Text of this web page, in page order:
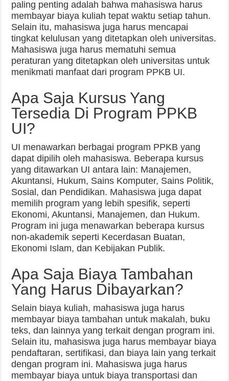
paling penting adalah bahwa mahasiswa harus
membayar biaya kuliah tepat waktu setiap tahun.
Selain itu, mahasiswa juga harus mencapai
tingkat kelulusan yang ditetapkan oleh universitas.
Mahasiswa juga harus mematuhi semua
peraturan yang ditetapkan oleh universitas untuk
menikmati manfaat dari program PPKB UI.
Apa Saja Kursus Yang
Tersedia Di Program PPKB
UI?
UI menawarkan berbagai program PPKB yang
dapat dipilih oleh mahasiswa. Beberapa kursus
yang ditawarkan UI antara lain: Manajemen,
Akuntansi, Hukum, Sains Komputer, Sains Politik,
Sosial, dan Pendidikan. Mahasiswa juga dapat
memilih program yang lebih spesifik, seperti
Ekonomi, Akuntansi, Manajemen, dan Hukum.
Program ini juga menawarkan beberapa kursus
non-akademik seperti Kecerdasan Buatan,
Ekonomi Islam, dan Kebijakan Publik.
Apa Saja Biaya Tambahan
Yang Harus Dibayarkan?
Selain biaya kuliah, mahasiswa juga harus
membayar biaya tambahan untuk makalah, buku
teks, dan lainnya yang terkait dengan program ini.
Selain itu, mahasiswa juga harus membayar biaya
pendaftaran, sertifikasi, dan biaya lain yang terkait
dengan program ini. Mahasiswa juga harus
membayar biaya untuk biaya transportasi dan